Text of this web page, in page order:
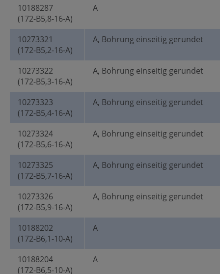
10188287
(172-B5,8-16-A)
A
10273321
(172-B5,2-16-A)
A, Bohrung einseitig gerundet
10273322
(172-B5,3-16-A)
A, Bohrung einseitig gerundet
10273323
(172-B5,4-16-A)
A, Bohrung einseitig gerundet
10273324
(172-B5,6-16-A)
A, Bohrung einseitig gerundet
10273325
(172-B5,7-16-A)
A, Bohrung einseitig gerundet
10273326
(172-B5,9-16-A)
A, Bohrung einseitig gerundet
10188202
(172-B6,1-10-A)
A
10188204
(172-B6,5-10-A)
A